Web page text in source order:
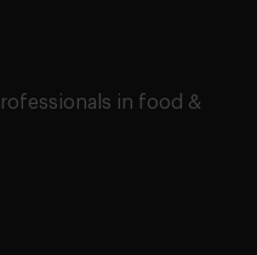
in food &